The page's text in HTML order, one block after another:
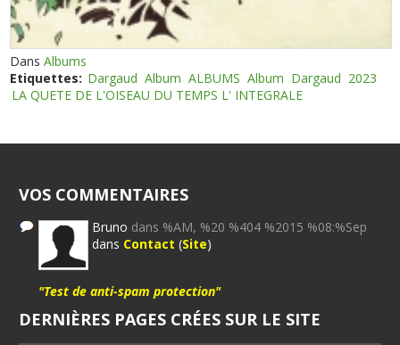
DansAlbums
Etiquettes: Dargaud Album ALBUMS Album Dargaud 2023
LA QUETE DE L'OISEAU DU TEMPS L' INTEGRALE
VOS COMMENTAIRES
Bruno dans %AM, %20 %404 %2015 %08:%Sep
dans Contact (Site)
"Test de anti-spam protection"
DERNIÈRES PAGES CRÉES SUR LE SITE